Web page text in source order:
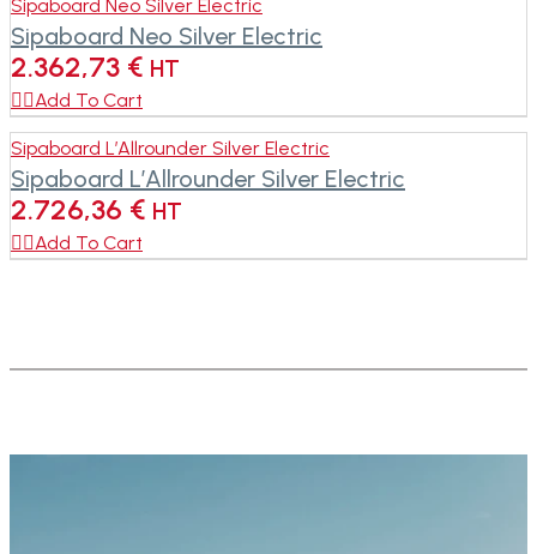
Sipaboard Neo Silver Electric
Sipaboard Neo Silver Electric
2.362,73 € HT
Add To Cart
Sipaboard L’Allrounder Silver Electric
Sipaboard L’Allrounder Silver Electric
2.726,36 € HT
Add To Cart